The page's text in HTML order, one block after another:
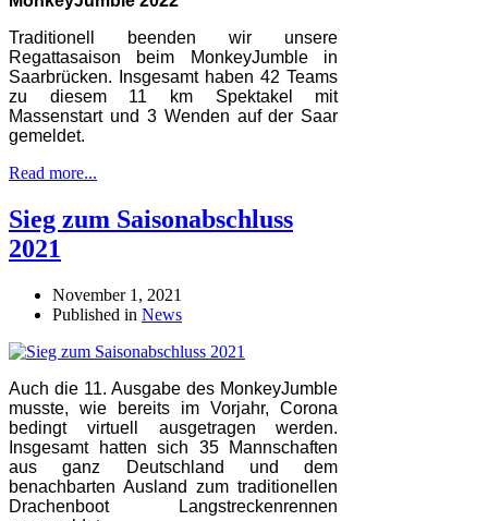
Traditionell beenden wir unsere
Regattasaison beim MonkeyJumble in
Saarbrücken. Insgesamt haben 42 Teams
zu diesem 11 km Spektakel mit
Massenstart und 3 Wenden auf der Saar
gemeldet.
Read more...
Sieg zum Saisonabschluss
2021
November 1, 2021
Published in News
Auch die 11. Ausgabe des MonkeyJumble
musste, wie bereits im Vorjahr, Corona
bedingt virtuell ausgetragen werden.
Insgesamt hatten sich 35 Mannschaften
aus ganz Deutschland und dem
benachbarten Ausland zum traditionellen
Drachenboot Langstreckenrennen